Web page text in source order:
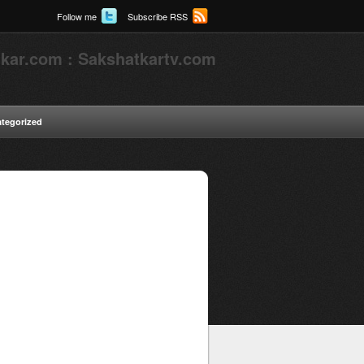
Follow me Subscribe RSS
: Sakshatkartv.com